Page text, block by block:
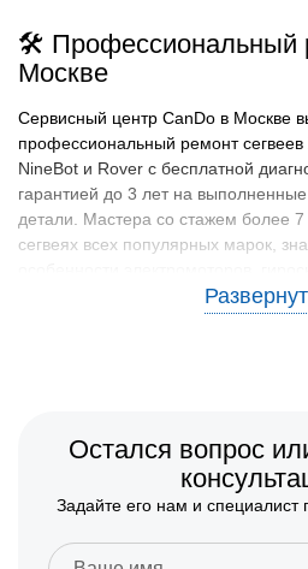
🛠️ Профессиональный
Москве
Сервисный центр CanDo в Москве
профессиональный ремонт сегвеев
NineBot и Rover с бесплатной
гарантией до 3 лет на
детали. Мастера со стажем более
сегвеях всех популярных марок,
батарейных модулей,
устройств как в стационарной
В CanDo в Москве ремонтируются
серии Mi Segway и других линеек
Обслуживаются сегвеи iconBIT
моделей, устройства Hoverbot
конфигураций. Мастера работают
Остался вопрос
Задайте его нам и специалист